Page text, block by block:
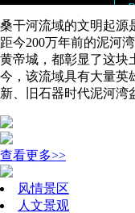
code:4003
uuid:
3DD52284-89B4-492A-
Time:2026-08-08 07:24:08
桑干河流域的文明起源
距今200万年前的泥河
黄帝城，都彰显了这块
今，该流域具有大量英
新、旧石器时代泥河湾
查看更多>>
风情景区
人文景观